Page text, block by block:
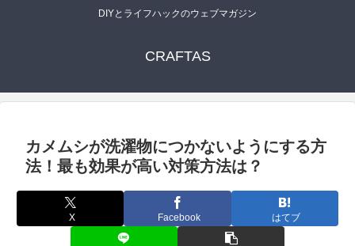
DIYとライフハックのウェブマガジン
CRAFTAS
カメムシが洗濯物につかないようにする方
法！最も効果が高い対策方法は？
X Facebook はてブ